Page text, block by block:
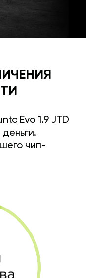
Evo 1.9 JTD
деньги.
чип-